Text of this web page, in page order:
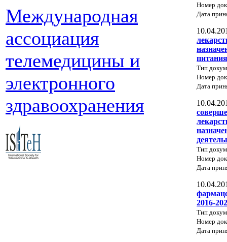
Международная
ассоциация
телемедицины и
электронного
здравоохранения
Номер
Дата
питания
Тип
Номер
Дата
Тип
Номер
Дата
2016-
Тип
Номер
Дата